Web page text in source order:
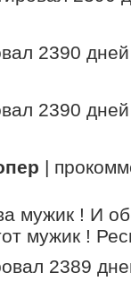
2390
2390
|
мужик ! И
мужик !
2389